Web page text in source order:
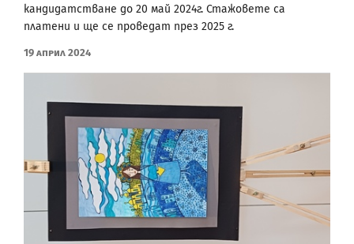
кандидатстване до 20 май 2024г. Стажовете са
платени и ще се проведат през 2025 г.
19 Април 2024